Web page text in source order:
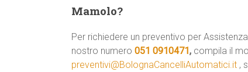
Mamolo?
Per richiedere un preventivo per
nostro numero 051 0910471, compila il
preventivi@BolognaCancelliAutomatici.it ,